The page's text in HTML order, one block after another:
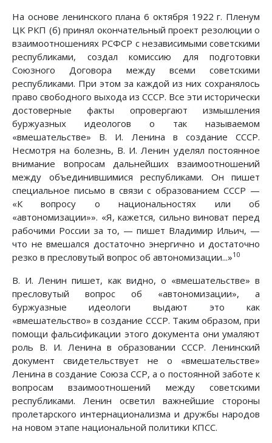
На основе ленинского плана 6 октября 1922 г. Пленум
ЦК РКП (б) принял окончательный проект резолюции о
взаимоотношениях РСФСР с независимыми советскими
республиками, создал комиссию для подготовки
Союзного Договора между всеми советскими
республиками. При этом за каждой из них сохранялось
право свободного выхода из СССР. Все эти исторически
достоверные факты опровергают измышления
буржуазных идеологов о так называемом
«вмешательстве» В. И. Ленина в создание СССР.
Несмотря на болезнь, В. И. Ленин уделял постоянное
внимание вопросам дальнейших взаимоотношений
между объединившимися республиками. Он пишет
специальное письмо в связи с образованием СССР —
«К вопросу о национальностях или об
«автономизации»». «Я, кажется, сильно виноват перед
рабочими России за то, — пишет Владимир Ильич, —
что не вмешался достаточно энергично и достаточно
резко в пресловутый вопрос об автономизации...»10
В. И. Ленин пишет, как видно, о «вмешательстве» в
пресловутый вопрос об «автономизации», а
буржуазные идеологи выдают это как
«вмешательство» в создание СССР. Таким образом, при
помощи фальсификации этого документа они умаляют
роль В. И. Ленина в образовании СССР. Ленинский
документ свидетельствует не о «вмешательстве»
Ленина в создание Союза ССР, а о постоянной заботе к
вопросам взаимоотношений между советскими
республиками. Ленин осветил важнейшие стороны
пролетарского интернационализма и дружбы народов
на новом этапе национальной политики КПСС.